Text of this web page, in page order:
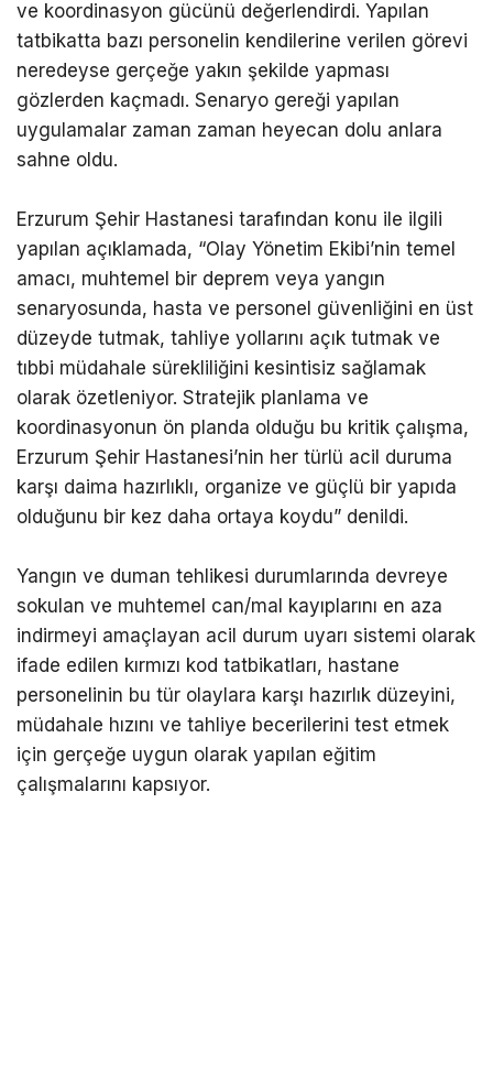
ve koordinasyon gücünü değerlendirdi. Yapılan
tatbikatta bazı personelin kendilerine verilen görevi
neredeyse gerçeğe yakın şekilde yapması
gözlerden kaçmadı. Senaryo gereği yapılan
uygulamalar zaman zaman heyecan dolu anlara
sahne oldu.
Erzurum Şehir Hastanesi tarafından konu ile ilgili
yapılan açıklamada, “Olay Yönetim Ekibi’nin temel
amacı, muhtemel bir deprem veya yangın
senaryosunda, hasta ve personel güvenliğini en üst
düzeyde tutmak, tahliye yollarını açık tutmak ve
tıbbi müdahale sürekliliğini kesintisiz sağlamak
olarak özetleniyor. Stratejik planlama ve
koordinasyonun ön planda olduğu bu kritik çalışma,
Erzurum Şehir Hastanesi’nin her türlü acil duruma
karşı daima hazırlıklı, organize ve güçlü bir yapıda
olduğunu bir kez daha ortaya koydu” denildi.
Yangın ve duman tehlikesi durumlarında devreye
sokulan ve muhtemel can/mal kayıplarını en aza
indirmeyi amaçlayan acil durum uyarı sistemi olarak
ifade edilen kırmızı kod tatbikatları, hastane
personelinin bu tür olaylara karşı hazırlık düzeyini,
müdahale hızını ve tahliye becerilerini test etmek
için gerçeğe uygun olarak yapılan eğitim
çalışmalarını kapsıyor.